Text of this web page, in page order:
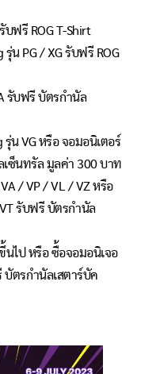
บฟรี ROG T-Shirt
รุ่น PG / XG รับฟรี ROG
รับฟรี บัตรกำนัล
รุ่น VG หรือ จอมอนิเตอร์
เซ็นทรัล มูลค่า 300 บาท
/ VP / VL / VZ หรือ
รับฟรี บัตรกำนัล
นไป หรือ ซื้อจอมอนิเจอ
บัตรกำนัลเสตาร์บัค